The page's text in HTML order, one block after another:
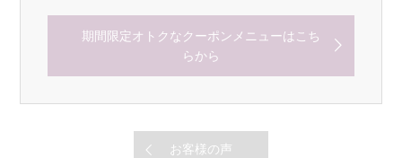
期間限定オトクなクーポンメニューはこち
らから
お客様の声